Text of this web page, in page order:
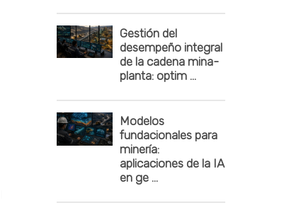
Gestión del
desempeño integral
de la cadena mina-
planta: optim ...
Modelos
fundacionales para
minería:
aplicaciones de la IA
en ge ...